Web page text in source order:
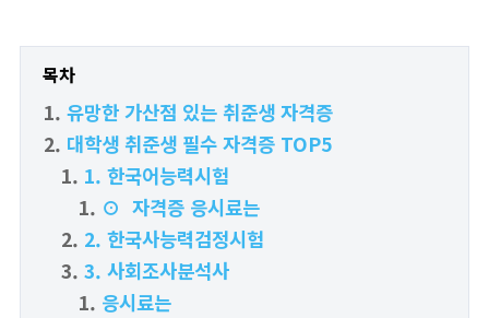
목차
유망한 가산점 있는 취준생 자격증
대학생 취준생 필수 자격증 TOP5
1. 한국어능력시험
⊙ 자격증 응시료는
2. 한국사능력검정시험
3. 사회조사분석사
응시료는